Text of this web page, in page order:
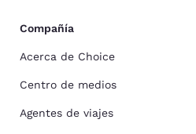
Compañía
Acerca de Choice
Centro de medios
Agentes de viajes